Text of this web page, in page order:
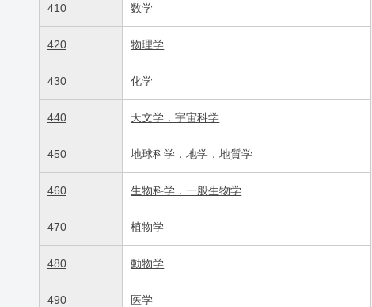
410 数学
420 物理学
430 化学
440 天文学．宇宙科学
450 地球科学．地学．地質学
460 生物科学．一般生物学
470 植物学
480 動物学
490 医学